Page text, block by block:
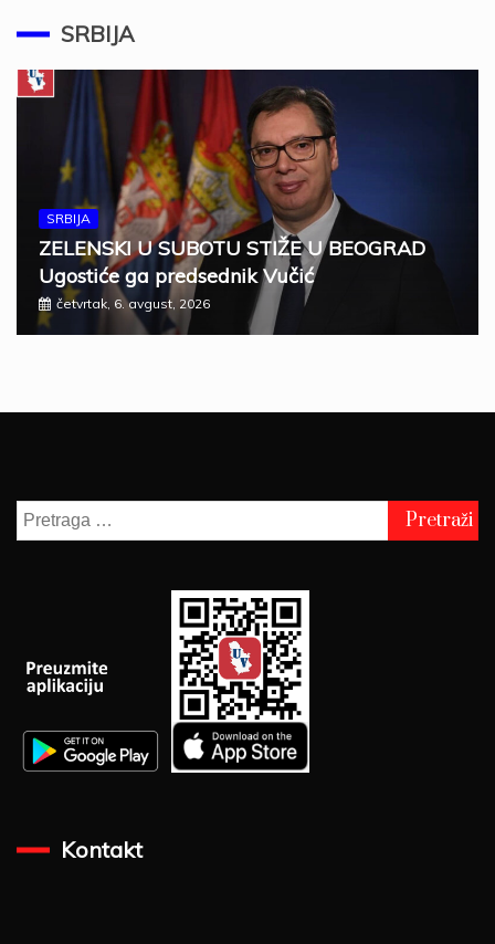
SRBIJA
SRBIJA
ZELENSKI U SUBOTU STIŽE U BEOGRAD
Ugostiće ga predsednik Vučić
četvrtak, 6. avgust, 2026
Pretraga
za:
Kontakt